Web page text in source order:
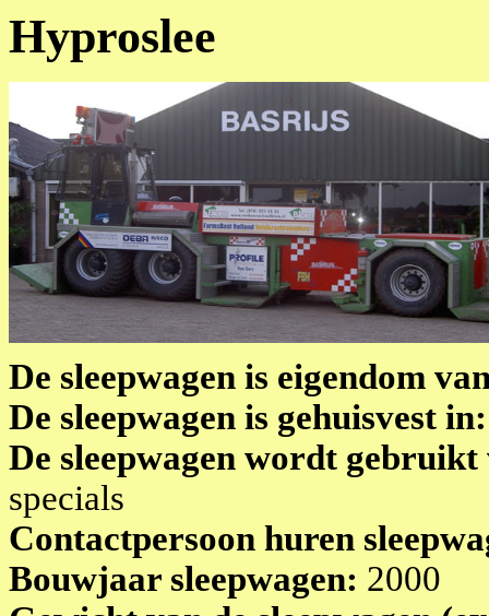
Hyproslee
De sleepwagen is eigendom
De sleepwagen is gehuisvest in:
De sleepwagen wordt
specials
Contactpersoon huren
Bouwjaar sleepwagen: 2000